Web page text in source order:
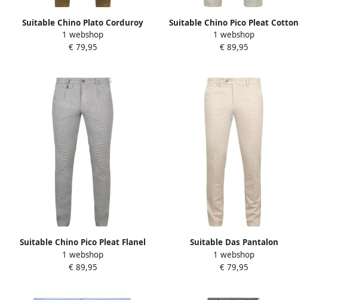
Suitable Chino Plato Corduroy
Sand
1 webshop
€ 79,95
Suitable Chino Pico Pleat Cotton
Linen Glencheck Lichtgrijs
1 webshop
€ 89,95
Suitable Chino Pico Pleat Flanel
Print Grijs
1 webshop
€ 89,95
Suitable Das Pantalon
Houndstooth Sand
1 webshop
€ 79,95